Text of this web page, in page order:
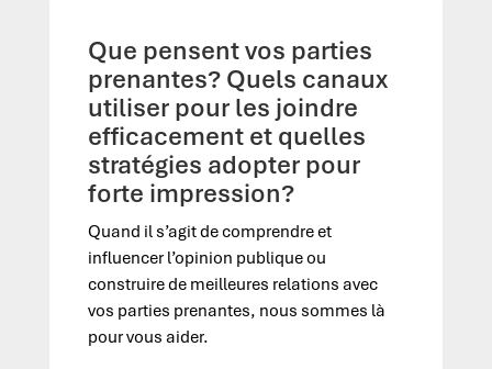
Que pensent vos parties
prenantes? Quels canaux
utiliser pour les joindre
efficacement et quelles
stratégies adopter pour
forte impression?
Quand il s’agit de comprendre et
influencer l’opinion publique ou
construire de meilleures relations avec
vos parties prenantes, nous sommes là
pour vous aider.